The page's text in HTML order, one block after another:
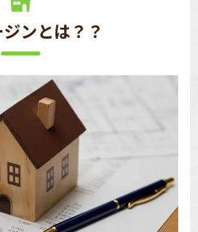
ンとは？？